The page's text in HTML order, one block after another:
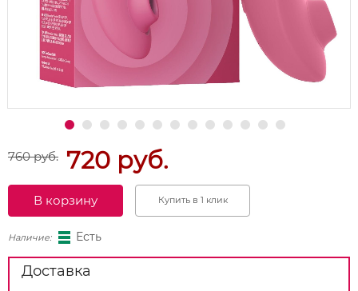
760 руб. 720 руб.
В корзину Купить в 1 клик
Наличие: Есть
Доставка